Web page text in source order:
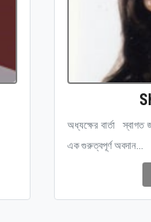
অধ্যক্ষের বার্তা স্বাগত
এক গুরুত্বপূর্ণ অবদান...